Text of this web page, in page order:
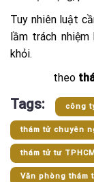
Tuy nhiên luật
lầm trách
khỏi.
theo
Tags: công
thám tử chuyên
thám tử tư TPHCM
Văn phòng thám